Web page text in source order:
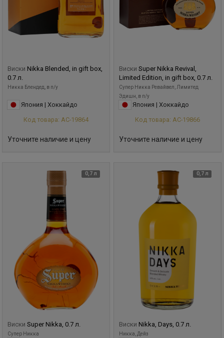
Виски Nikka Blended, in gift box,
0.7 л.
Никка Блендед, в п/у
Япония | Хоккайдо
Код товара: АС-19864
Уточните наличие и цену
Виски Super Nikka Revival,
Limited Edition, in gift box, 0.7 л.
Супер Никка Ревайвел, Лимитед
Эдишн, в п/у
Япония | Хоккайдо
Код товара: АС-19866
Уточните наличие и цену
0,7 л
Виски Super Nikka, 0.7 л.
Супер Никка
0,7 л
Виски Nikka, Days, 0.7 л.
Никка, Дейз